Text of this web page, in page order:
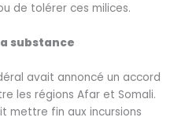
de tolérer ces milices.
substance
avait annoncé un accord
les régions Afar et Somali.
mettre fin aux incursions